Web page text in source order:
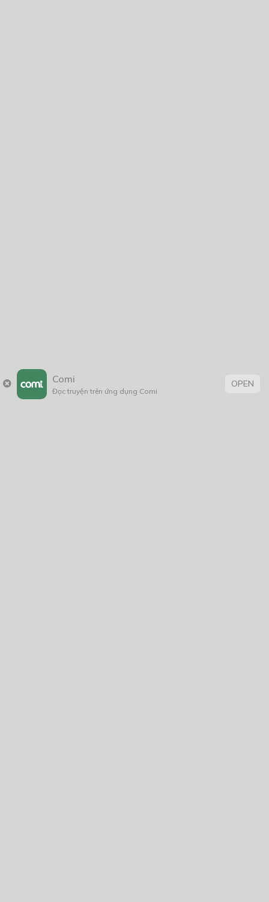
Comi
Đọc truyện trên ứng dụng Comi
OPEN